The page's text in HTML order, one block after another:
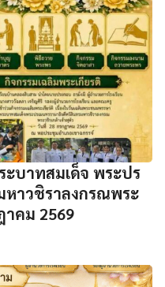
บาทสมเด็จ พระปร
หาวชิราลงกรณพระ
าคม 2569